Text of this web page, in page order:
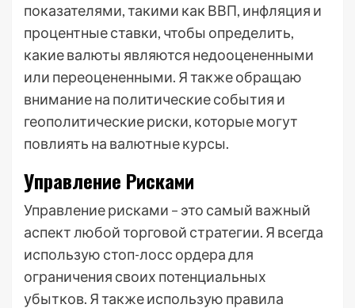
показателями, такими как ВВП, инфляция и
процентные ставки, чтобы определить,
какие валюты являются недооцененными
или переоцененными. Я также обращаю
внимание на политические события и
геополитические риски, которые могут
повлиять на валютные курсы.
Управление Рисками
Управление рисками – это самый важный
аспект любой торговой стратегии. Я всегда
использую стоп-лосс ордера для
ограничения своих потенциальных
убытков. Я также использую правила